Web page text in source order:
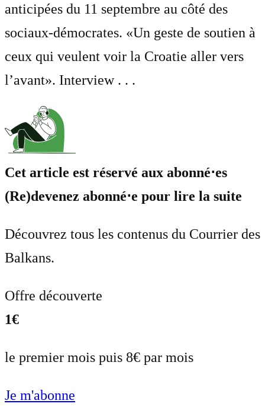
anticipées du 11 septembre au côté des
sociaux-démocrates. «Un geste de soutien à
ceux qui veulent voir la Croatie aller vers
l’avant». Interview . . .
Cet article est réservé aux abonné⋅es
(Re)devenez abonné⋅e pour lire la suite
Découvrez tous les contenus du Courrier des
Balkans.
Offre découverte
1€
le premier mois puis 8€ par mois
Je m'abonne